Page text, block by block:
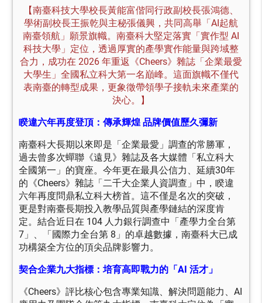
【南臺科技大學校長黃能富偕同行政副校長張鴻德、
學術副校長王振乾與主秘張儀興，共同高舉「AI起航
南臺領航」願景旗幟。南臺科大堅定落實「實作型 AI
科技大學」定位，透過厚實的產學實作能量與跨域整
合力，成功在 2026 年重返《Cheers》雜誌「企業最愛
大學生」全國私立科大第一名巔峰。這面旗幟不僅代
表南臺的轉型成果，更象徵帶領學子接軌未來產業的
決心。】
睽違六年再度登頂：傳承輝煌 品牌價值歷久彌新
南臺科大長期以來即是「企業最愛」調查的常勝軍，
過去曾多次蟬聯《遠見》雜誌及各大媒體「私立科大
全國第一」的寶座。今年更在最具公信力、延續30年
的《Cheers》雜誌「二千大企業人資調查」中，睽違
六年再度問鼎私立科大榜首。這不僅是名次的突破，
更是對南臺長期投入教學品質與產學鏈結的深度肯
定。結合近日在 104 人力銀行調查中「產學力全台第
7」、「國際力全台第 8」的卓越數據，南臺科大已成
功構築全方位的頂尖品牌影響力。
契合企業九大指標：培育高即戰力的「AI 活才」
《Cheers》評比核心包含專業知識、解決問題能力、AI